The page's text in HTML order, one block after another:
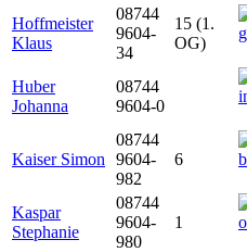
Hoffmeister
Klaus
08744
9604-
34
15 (1.
OG)
Huber
Johanna
08744
9604-0
Kaiser Simon
08744
9604-
982
6
Kaspar
Stephanie
08744
9604-
980
1